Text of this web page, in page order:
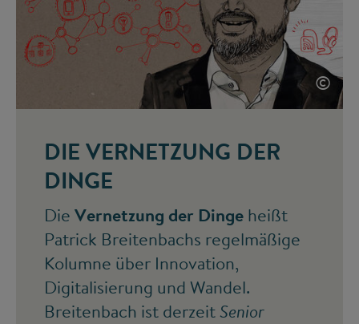
©
DIE VERNETZUNG DER
DINGE
Die Vernetzung der Dinge heißt
Patrick Breitenbachs regelmäßige
Kolumne über Innovation,
Digitalisierung und Wandel.
Breitenbach ist derzeit Senior